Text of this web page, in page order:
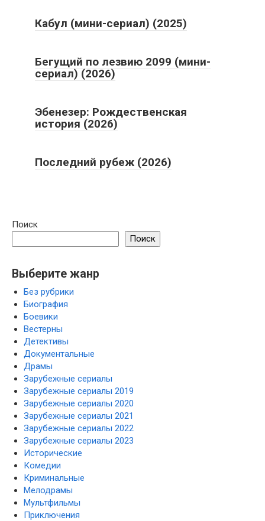
Кабул (мини-сериал) (2025)
Бегущий по лезвию 2099 (мини-
сериал) (2026)
Эбенезер: Рождественская
история (2026)
Последний рубеж (2026)
Поиск
Поиск
Выберите жанр
Без рубрики
Биография
Боевики
Вестерны
Детективы
Документальные
Драмы
Зарубежные сериалы
Зарубежные сериалы 2019
Зарубежные сериалы 2020
Зарубежные сериалы 2021
Зарубежные сериалы 2022
Зарубежные сериалы 2023
Исторические
Комедии
Криминальные
Мелодрамы
Мультфильмы
Приключения